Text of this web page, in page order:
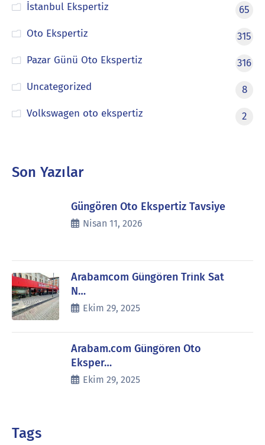
İstanbul Ekspertiz
65
Oto Ekspertiz
315
Pazar Günü Oto Ekspertiz
316
Uncategorized
8
Volkswagen oto ekspertiz
2
Son Yazılar
Güngören Oto Ekspertiz Tavsiye
Nisan 11, 2026
Arabamcom Güngören Trink Sat
N…
Ekim 29, 2025
Arabam.com Güngören Oto
Eksper…
Ekim 29, 2025
Tags